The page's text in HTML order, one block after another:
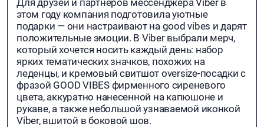
этом году компания подготовила уютные
подарки — они настраивают на good vibes и дарят
положительные эмоции. В Viber выбрали мерч,
который хочется носить каждый день: набор
ярких тематических значков, похожих на
леденцы, и кремовый свитшот oversize-посадки с
фразой GOOD VIBES фирменного сиреневого
цвета, аккуратно нанесенной на капюшоне и
рукаве, а также небольшой узнаваемой иконкой
Viber, вшитой в боковой шов.